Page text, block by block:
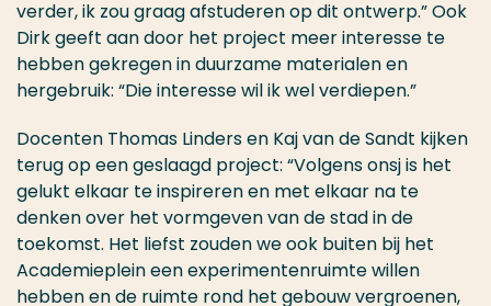
verder, ik zou graag afstuderen op dit ontwerp.” Ook
Dirk geeft aan door het project meer interesse te
hebben gekregen in duurzame materialen en
hergebruik: “Die interesse wil ik wel verdiepen.”
Docenten Thomas Linders en Kaj van de Sandt kijken
terug op een geslaagd project: “Volgens onsj is het
gelukt elkaar te inspireren en met elkaar na te
denken over het vormgeven van de stad in de
toekomst. Het liefst zouden we ook buiten bij het
Academieplein een experimentenruimte willen
hebben en de ruimte rond het gebouw vergroenen,